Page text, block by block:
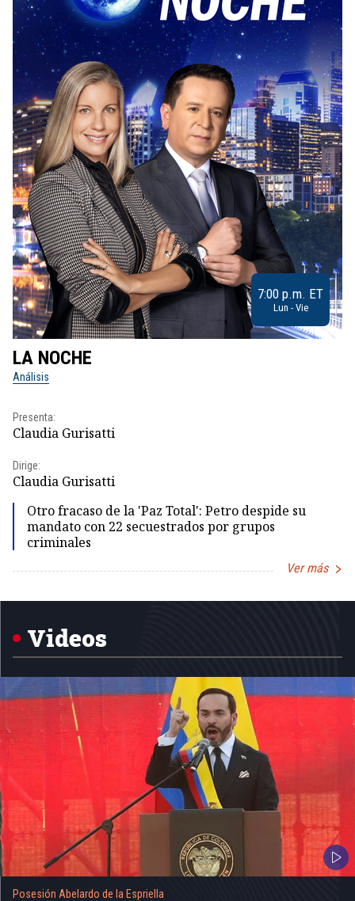
7:00 p.m. ET
Lun - Vie
LA NOCHE
Análisis
Presenta:
Claudia Gurisatti
Dirige:
Claudia Gurisatti
Otro fracaso de la 'Paz Total': Petro despide su
mandato con 22 secuestrados por grupos
criminales
Ver más
1
Videos
Posesión Abelardo de la Espriella